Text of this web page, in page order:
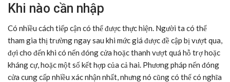
Khi nào cần nhập
Có nhiều cách tiếp cận có thể được thực hiện. Người ta có thể
tham gia thị trường ngay sau khi mức giá được đề cập bị vượt qua,
đợi cho đến khi có nến đóng cửa hoặc thanh vượt quá hỗ trợ hoặc
kháng cự, hoặc một số kết hợp của cả hai. Phương pháp nến đóng
cửa cung cấp nhiều xác nhận nhất, nhưng nó cũng có thể có nghĩa